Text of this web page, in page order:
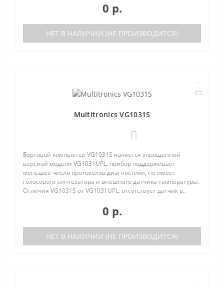
0 р.
НЕТ В НАЛИЧИИ (НЕ ПРОИЗВОДИТСЯ)
Multitronics VG1031S
Бортовой компьютер VG1031S является упрощенной
версией модели VG1031UPL, прибор поддерживает
меньшее число протоколов диагностики, не имеет
голосового синтезатора и внешнего датчика температуры.
Отличия VG1031S от VG1031UPL: отсутствует датчик в..
0 р.
НЕТ В НАЛИЧИИ (НЕ ПРОИЗВОДИТСЯ)